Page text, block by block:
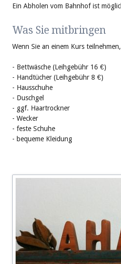
Ein Abholen vom Bahnhof ist
Was Sie mitbringen
Wenn Sie an einem Kurs
- Bettwäsche (Leihgebühr 16 €)
- Handtücher (Leihgebühr 8 €)
- Hausschuhe
- Duschgel
- ggf. Haartrockner
- Wecker
- feste Schuhe
- bequeme Kleidung